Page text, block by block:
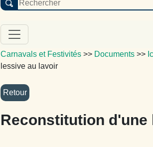
Carnavals et Festivités >> Documents >>
lessive au lavoir
Reconstitution